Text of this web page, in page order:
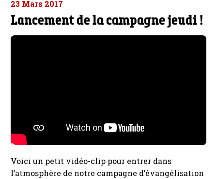
23 Mars 2017
Lancement de la campagne jeudi !
Voici un petit vidéo-clip pour entrer dans
l’atmosphère de notre campagne d’évangélisation